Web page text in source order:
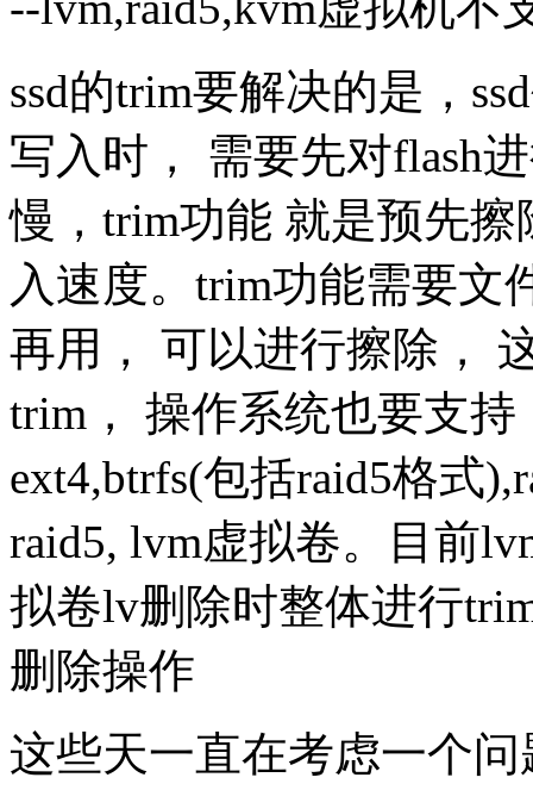
ssd的trim要解决的是，
写入时， 需要先对flash
慢，trim功能 就是预先
入速度。trim功能需要文
再用， 可以进行擦除，
trim， 操作系统也要支
ext4,btrfs(包括raid5格式
raid5, lvm虚拟卷。目前
拟卷lv删除时整体进行
删除操作
这些天一直在考虑一个